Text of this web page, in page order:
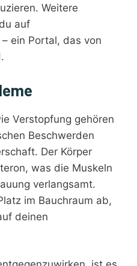
Weitere
auf
– ein Portal, das von
Verstopfung gehören
Beschwerden
Der Körper
was die Muskeln
verlangsamt.
im Bauchraum ab,
deinen